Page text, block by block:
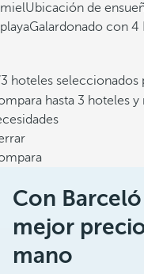
mielUbicación de
playaGalardonado con 4
hoteles seleccionados
hasta 3 hoteles
Con
mejor
mano